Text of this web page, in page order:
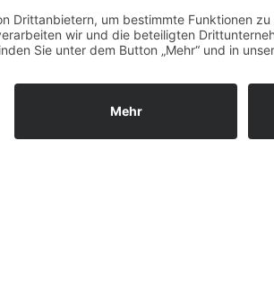
News (Zurück)
Website weiter nutzt, gehen wir von deinem